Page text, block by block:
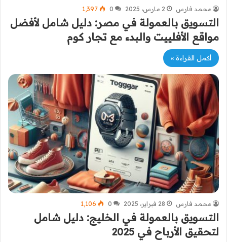
محمد فارس 2 مارس، 2025 0 1٬397
التسويق بالعمولة في مصر: دليل شامل لأفضل
مواقع الأفلييت والبدء مع تجار كوم
أكمل القراءة »
محمد فارس 28 فبراير، 2025 0 1٬106
التسويق بالعمولة في الخليج: دليل شامل
لتحقيق الأرباح في 2025